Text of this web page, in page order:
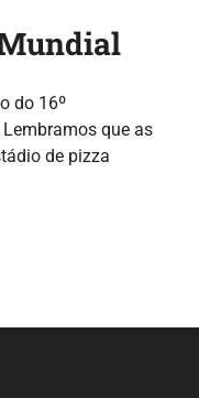
do 16º
que as
de pizza